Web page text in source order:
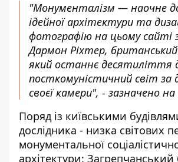
"Монументалізм — наочне
ідейної архітектури та
фотографію на цьому сайті
Дармон Ріхтер, британський
який останнє десятиліття
посткомуністичний світ за
своєї камери", - зазначено на
Поряд із київськими
дослідника - низка світових
монументальної
архітектури: